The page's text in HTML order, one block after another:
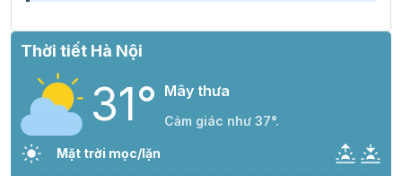
Thời tiết Hà Nội
31° Mây thưa
Cảm giác như 37°.
Mặt trời mọc/lặn